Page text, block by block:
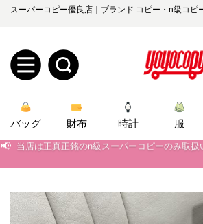
スーパーコピー優良店｜ブランド コピー・n級コピ
規
ザ
ロ
ン
バッグ 財布 時計 服
📢 当店は正真正銘のn級スーパーコピーのみ取
📢 2026春の新作続々更新中！期間中のご注文で
当店は正真正銘のn級スーパーコピーのみ取